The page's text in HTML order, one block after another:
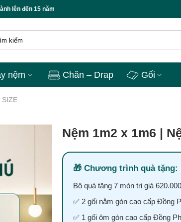
✅ Freeship toàn quốc ✅ Bộ quà tặng ngủ cao cấp ✅ Lỗi 1 đổi
nệm Chăn – Drap Gối
SIZE
Nệm 1m2 x 1m6 |
Chương trình quà tặng:
Bộ quà tặng 7 món trị giá
✅ 2 gối nằm gòn cao cấp Đồng
✅ 1 gối ôm gòn cao cấp Đồng